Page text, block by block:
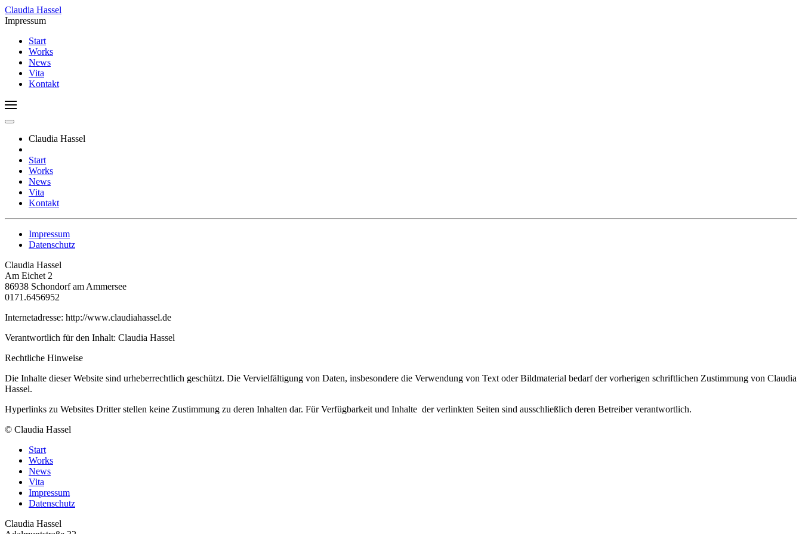
Claudia Hassel
Impressum
Start
Works
News
Vita
Kontakt
Claudia Hassel
Start
Works
News
Vita
Kontakt
Impressum
Datenschutz
Claudia Hassel
Am Eichet 2
86938 Schondorf am Ammersee
0171.6456952
Internetadresse: http://www.claudiahassel.de
Verantwortlich für den Inhalt: Claudia Hassel
Rechtliche Hinweise
Die Inhalte dieser Website sind urheberrechtlich geschützt. Die Vervielfältigung von Daten, insbesondere die Verwendung von Text oder Bildmaterial bedarf der vorherigen schriftlichen Zustimmung von Claudia
Hassel.
Hyperlinks zu Websites Dritter stellen keine Zustimmung zu deren Inhalten dar. Für Verfügbarkeit und Inhalte der verlinkten Seiten sind ausschließlich deren Betreiber verantwortlich.
© Claudia Hassel
Start
Works
News
Vita
Impressum
Datenschutz
Claudia Hassel